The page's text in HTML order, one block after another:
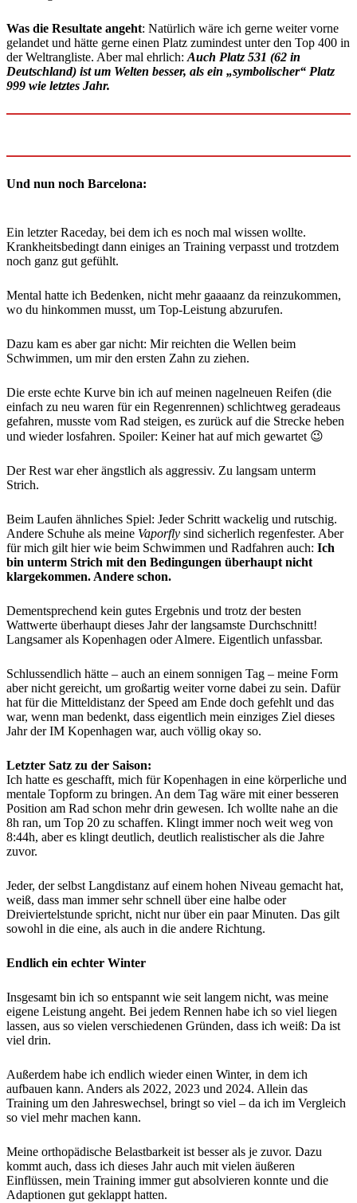
Was die Resultate angeht: Natürlich wäre ich gerne weiter vorne
gelandet und hätte gerne einen Platz zumindest unter den Top 400 in
der Weltrangliste. Aber mal ehrlich: Auch Platz 531 (62 in
Deutschland) ist um Welten besser, als ein „symbolischer“ Platz
999 wie letztes Jahr.
Und nun noch Barcelona:
Ein letzter Raceday, bei dem ich es noch mal wissen wollte.
Krankheitsbedingt dann einiges an Training verpasst und trotzdem
noch ganz gut gefühlt.
Mental hatte ich Bedenken, nicht mehr gaaaanz da reinzukommen,
wo du hinkommen musst, um Top-Leistung abzurufen.
Dazu kam es aber gar nicht: Mir reichten die Wellen beim
Schwimmen, um mir den ersten Zahn zu ziehen.
Die erste echte Kurve bin ich auf meinen nagelneuen Reifen (die
einfach zu neu waren für ein Regenrennen) schlichtweg geradeaus
gefahren, musste vom Rad steigen, es zurück auf die Strecke heben
und wieder losfahren. Spoiler: Keiner hat auf mich gewartet 😉
Der Rest war eher ängstlich als aggressiv. Zu langsam unterm
Strich.
Beim Laufen ähnliches Spiel: Jeder Schritt wackelig und rutschig.
Andere Schuhe als meine Vaporfly sind sicherlich regenfester. Aber
für mich gilt hier wie beim Schwimmen und Radfahren auch: Ich
bin unterm Strich mit den Bedingungen überhaupt nicht
klargekommen. Andere schon.
Dementsprechend kein gutes Ergebnis und trotz der besten
Wattwerte überhaupt dieses Jahr der langsamste Durchschnitt!
Langsamer als Kopenhagen oder Almere. Eigentlich unfassbar.
Schlussendlich hätte – auch an einem sonnigen Tag – meine Form
aber nicht gereicht, um großartig weiter vorne dabei zu sein. Dafür
hat für die Mitteldistanz der Speed am Ende doch gefehlt und das
war, wenn man bedenkt, dass eigentlich mein einziges Ziel dieses
Jahr der IM Kopenhagen war, auch völlig okay so.
Letzter Satz zu der Saison:
Ich hatte es geschafft, mich für Kopenhagen in eine körperliche und
mentale Topform zu bringen. An dem Tag wäre mit einer besseren
Position am Rad schon mehr drin gewesen. Ich wollte nahe an die
8h ran, um Top 20 zu schaffen. Klingt immer noch weit weg von
8:44h, aber es klingt deutlich, deutlich realistischer als die Jahre
zuvor.
Jeder, der selbst Langdistanz auf einem hohen Niveau gemacht hat,
weiß, dass man immer sehr schnell über eine halbe oder
Dreiviertelstunde spricht, nicht nur über ein paar Minuten. Das gilt
sowohl in die eine, als auch in die andere Richtung.
Endlich ein echter Winter
Insgesamt bin ich so entspannt wie seit langem nicht, was meine
eigene Leistung angeht. Bei jedem Rennen habe ich so viel liegen
lassen, aus so vielen verschiedenen Gründen, dass ich weiß: Da ist
viel drin.
Außerdem habe ich endlich wieder einen Winter, in dem ich
aufbauen kann. Anders als 2022, 2023 und 2024. Allein das
Training um den Jahreswechsel, bringt so viel – da ich im Vergleich
so viel mehr machen kann.
Meine orthopädische Belastbarkeit ist besser als je zuvor. Dazu
kommt auch, dass ich dieses Jahr auch mit vielen äußeren
Einflüssen, mein Training immer gut absolvieren konnte und die
Adaptionen gut geklappt hatten.